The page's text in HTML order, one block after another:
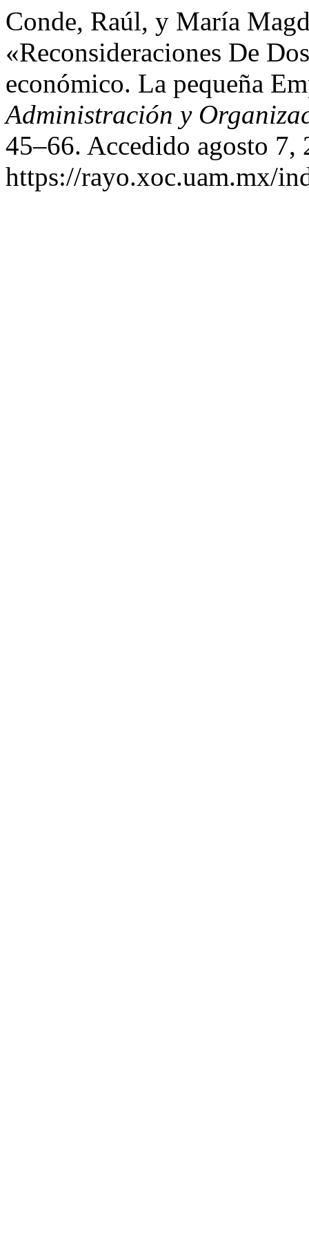
Conde, Raúl, y María
«Reconsideraciones De
económico. La pequeña
Administración y
45–66. Accedido agosto 7,
https://rayo.xoc.uam.mx/